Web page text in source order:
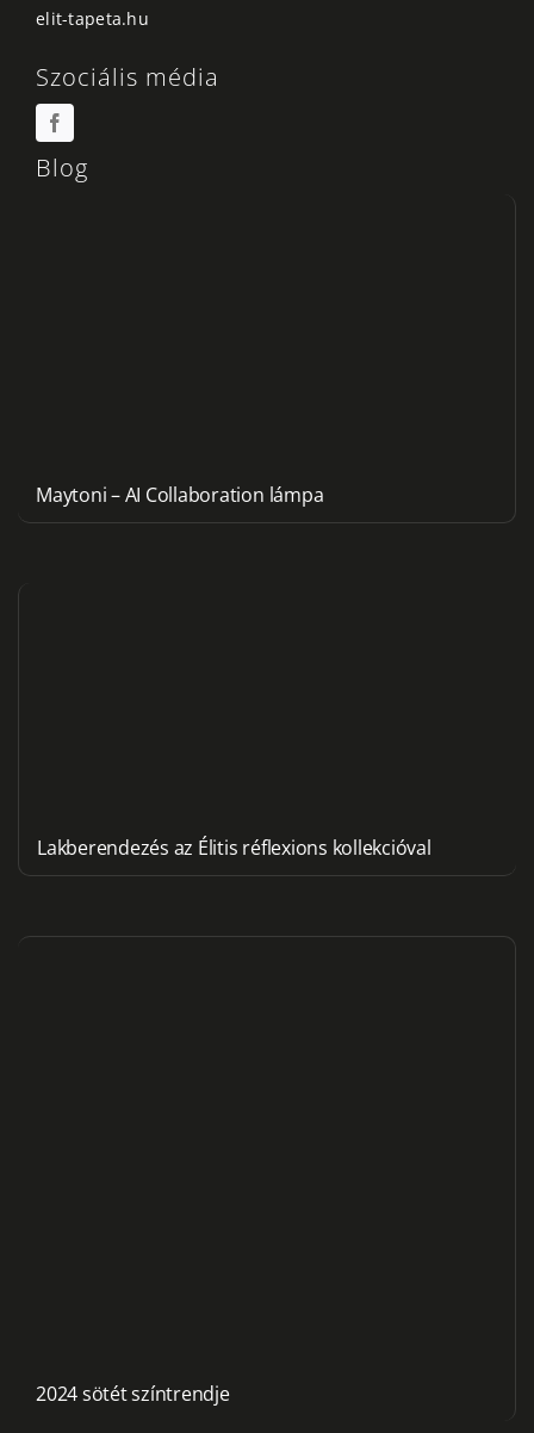
elit-tapeta.hu
Szociális média
Blog
Maytoni – AI Collaboration lámpa
Lakberendezés az Élitis réflexions kollekcióval
2024 sötét színtrendje